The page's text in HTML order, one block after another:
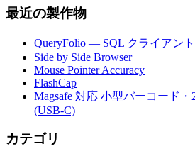
最近の製作物
QueryFolio — SQL クライアン
Side by Side Browser
Mouse Pointer Accuracy
FlashCap
Magsafe 対応 小型バーコード
(USB-C)
カテゴリ